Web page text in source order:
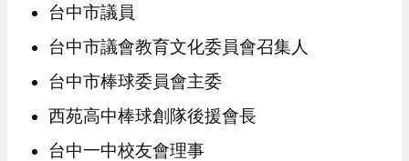
台中市議員
台中市議會教育文化委員會召集人
台中市棒球委員會主委
西苑高中棒球創隊後援會長
台中一中校友會理事